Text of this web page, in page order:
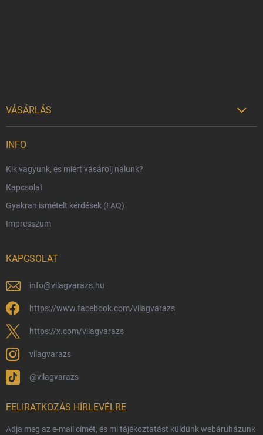
VÁSÁRLÁS 
Harry Potter bolt Magyarország
Rendelésem
Reklamáció és visszáru
Hűségprogram
Általános Szerződési Feltételek
Adatvédelmi feltételek
Védjegyek és szerzői jogok
Fémjelzés és nemesfém-tájékoztató
INFO
Kik vagyunk, és miért vásárolj nálunk?
Kapcsolat
Gyakran ismételt kérdések (FAQ)
Impresszum
KAPCSOLAT
info@vilagvarazs.hu
https://www.facebook.com/vilagvarazs
https://x.com/vilagvarazs
vilagvarazs
@vilagvarazs
FELIRATKOZÁS HÍRLEVÉLRE
Adja meg az e-mail címét, és mi tájékoztatást küldünk webáruházunk